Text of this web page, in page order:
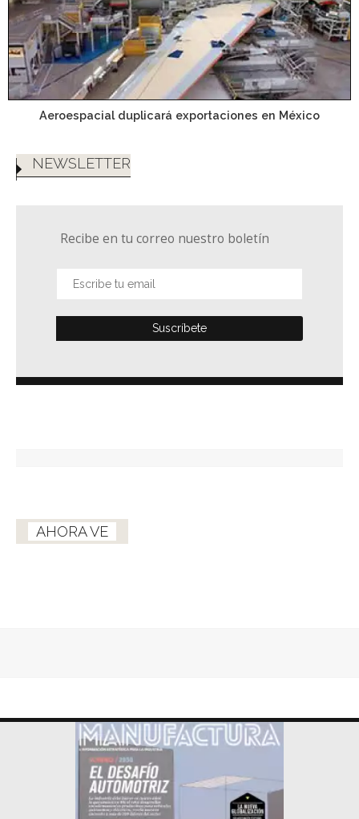
Aeroespacial duplicará exportaciones en México
NEWSLETTER
Recibe en tu correo nuestro boletín
AHORA VE